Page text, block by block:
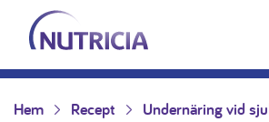
Hoppa till innehåll
Nutricia.se
Hem Recept
Undernäring vid